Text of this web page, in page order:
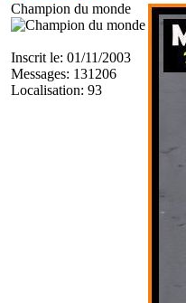
Champion du monde
Inscrit le: 01/11/2003
Messages: 131206
Localisation: 93